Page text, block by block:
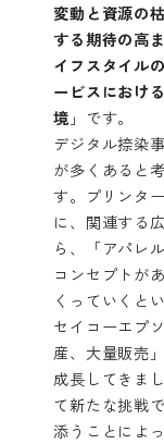
変動と資源の
する期待の高
イフスタイル
ービスにおけ
境 」です。
デジタル捺染
が多くあると
す。プリンタ
に、関連する
ら、「アパレ
コンセプトが
くっていくと
セイコーエプ
産、大量販売
成長してきま
て新たな挑戦
添うことによ